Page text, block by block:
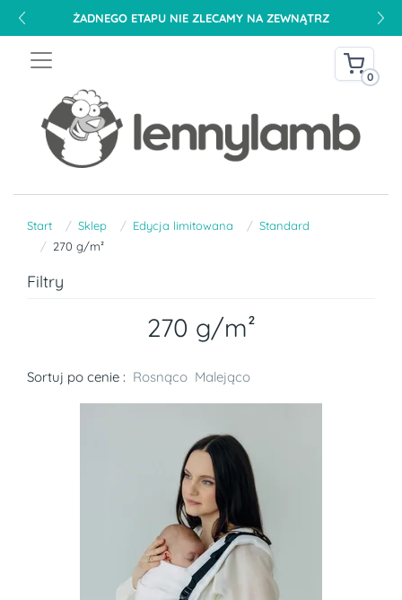
ŻADNEGO ETAPU NIE ZLECAMY NA ZEWNĄTRZ
0
Start Sklep Edycja limitowana
Standard
270 g/m²
Filtry
270 g/m²
Sortuj po cenie : Rosnąco Malejąco